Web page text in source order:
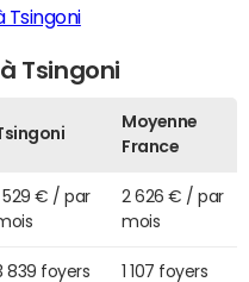
Tsingoni
Tsingoni
Moyenne
France
1 529 € / par
2 626 € / par
mois
839 foyers 1 107 foyers